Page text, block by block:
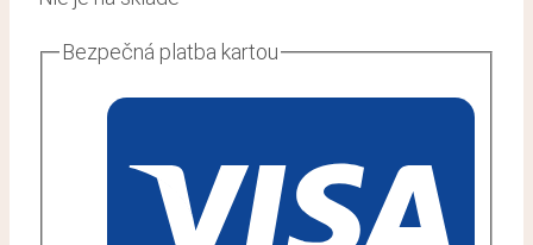
Bezpečná platba kartou